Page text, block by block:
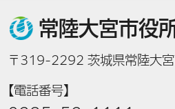
常陸大宮市役
〒319-2292 茨城県常陸大
【電話番号】